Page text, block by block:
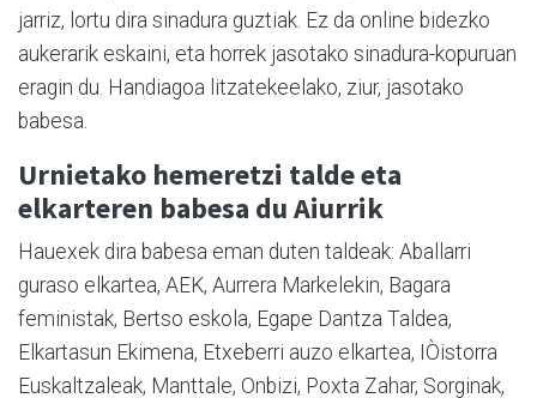
jarriz, lortu dira sinadura guztiak. Ez da online bidezko
aukerarik eskaini, eta horrek jasotako sinadura-kopuruan
eragin du. Handiagoa litzatekeelako, ziur, jasotako
babesa.
Urnietako hemeretzi talde eta
elkarteren babesa du Aiurrik
Hauexek dira babesa eman duten taldeak: Aballarri
guraso elkartea, AEK, Aurrera Markelekin, Bagara
feministak, Bertso eskola, Egape Dantza Taldea,
Elkartasun Ekimena, Etxeberri auzo elkartea, IÒistorra
Euskaltzaleak, Manttale, Onbizi, Poxta Zahar, Sorginak,